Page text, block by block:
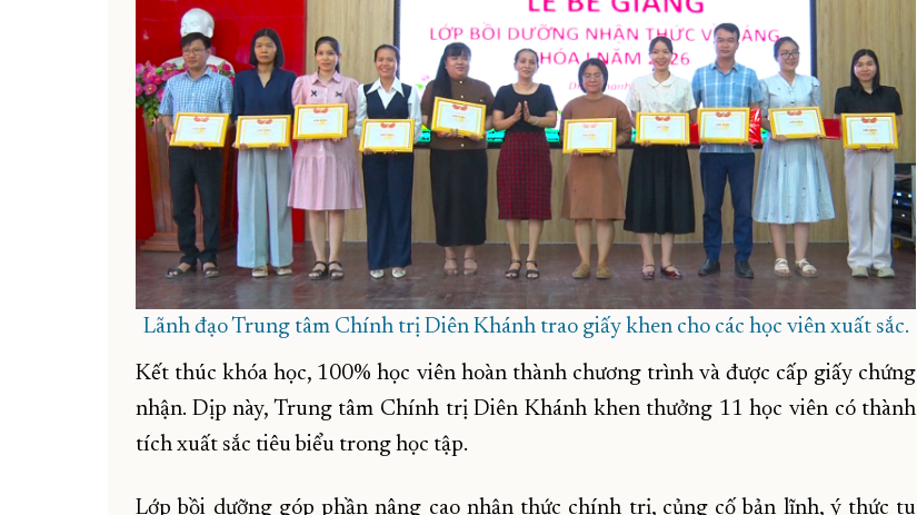
Lãnh đạo Trung tâm Chính trị Diên Khánh trao giấy khen cho các học viên xuất sắc.
Kết thúc khóa học, 100% học viên hoàn thành chương trình và được cấp giấy chứng
nhận. Dịp này, Trung tâm Chính trị Diên Khánh khen thưởng 11 học viên có thành
tích xuất sắc tiêu biểu trong học tập.
Lớp bồi dưỡng góp phần nâng cao nhận thức chính trị, củng cố bản lĩnh, ý thức tu